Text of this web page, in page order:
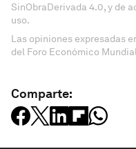
SinObraDerivada 4.0, y de
uso.
Las opiniones expresadas
del Foro Económico
Comparte: